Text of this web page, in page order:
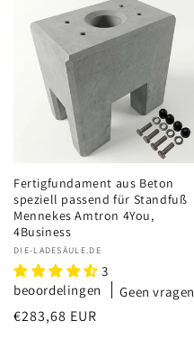
Fertigfundament aus Beton
speziell passend für Standfuß
Mennekes Amtron 4You,
4Business
Verkoper:
DIE-LADESÄULE.DE
3
beoordelingen
Geen vragen
Normale
€283,68 EUR